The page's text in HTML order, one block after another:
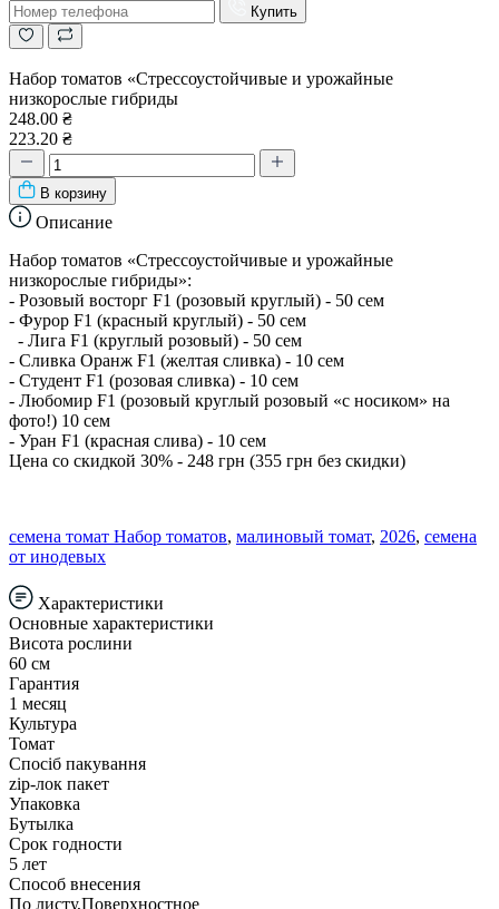
Купить
Набор томатов «Стрессоустойчивые и урожайные
низкорослые гибриды
248.00 ₴
223.20 ₴
В корзину
Описание
Набор томатов «Стрессоустойчивые и урожайные
низкорослые гибриды»:
- Розовый восторг F1 (розовый круглый) - 50 сем
- Фурор F1 (красный круглый) - 50 сем
- Лига F1 (круглый розовый) - 50 сем
- Сливка Оранж F1 (желтая сливка) - 10 сем
- Студент F1 (розовая сливка) - 10 сем
- Любомир F1 (розовый круглый розовый «с носиком» на
фото!) 10 сем
- Уран F1 (красная слива) - 10 сем
Цена со скидкой 30% - 248 грн (355 грн без скидки)
семена томат Набор томатов, малиновый томат, 2026, семена
от инодевых
Характеристики
Основные характеристики
Висота рослини
60 см
Гарантия
1 месяц
Культура
Томат
Спосіб пакування
zip-лок пакет
Упаковка
Бутылка
Срок годности
5 лет
Способ внесения
По листу,Поверхностное